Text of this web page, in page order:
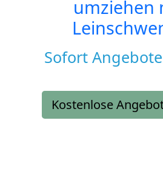
umziehen
Sofort
Kostenlose